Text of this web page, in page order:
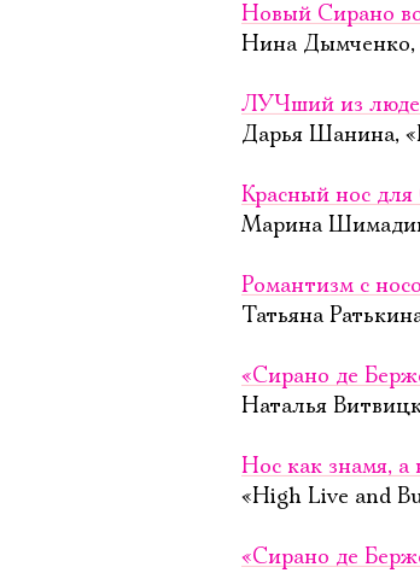
Новый Сирано
Нина Дымченко,
ЛУЧший из
Дарья Шанина,
Красный нос
Марина
Романтизм с
Татьяна
«Сирано де
Наталья
Нос как знамя,
«High Live and
«Сирано де